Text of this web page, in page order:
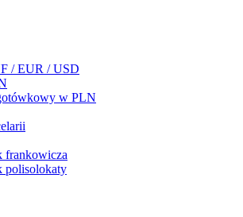
/ EUR / USD
w PLN
frankowicza
polisolokaty